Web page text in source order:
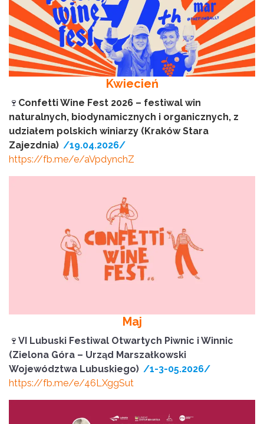
Kwiecień
🍷 Confetti Wine Fest 2026 – festiwal win
naturalnych, biodynamicznych i organicznych, z
udziałem polskich winiarzy (Kraków Stara
Zajezdnia) /19.04.2026/
https://fb.me/e/aVpdynchZ
Maj
🍷 VI Lubuski Festiwal Otwartych Piwnic i Winnic
(Zielona Góra – Urząd Marszałkowski
Województwa Lubuskiego) /1-3-05.2026/
https://fb.me/e/46LXggSut